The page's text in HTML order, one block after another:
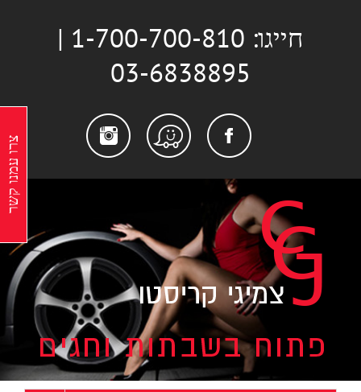
חייגו: 1-700-700-810 |
03-6838895
Facebook
Waze
צרו עמנו קשר